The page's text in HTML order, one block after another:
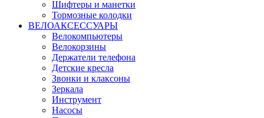
Шифтеры и манетки
Тормозные колодки
ВЕЛОАКСЕССУАРЫ
Велокомпьютеры
Велокорзины
Держатели телефона
Детские кресла
Звонки и клаксоны
Зеркала
Инструмент
Насосы